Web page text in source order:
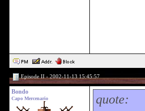
Episode II - 2002-11-13 15:45:57
Bondo
Capo Mercenario quote: